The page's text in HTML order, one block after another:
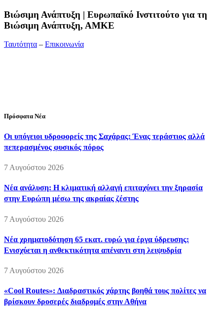
Bιώσιμη Ανάπτυξη | Ευρωπαϊκό Ινστιτούτο για τη
Βιώσιμη Ανάπτυξη, ΑΜΚΕ
Ταυτότητα – Επικοινωνία
Πρόσφατα Νέα
Οι υπόγειοι υδροφορείς της Σαχάρας: Ένας τεράστιος αλλά
πεπερασμένος φυσικός πόρος
7 Αυγούστου 2026
Νέα ανάλυση: Η κλιματική αλλαγή επιταχύνει την ξηρασία
στην Ευρώπη μέσω της ακραίας ζέστης
7 Αυγούστου 2026
Νέα χρηματοδότηση 65 εκατ. ευρώ για έργα ύδρευσης:
Ενισχύεται η ανθεκτικότητα απέναντι στη λειψυδρία
7 Αυγούστου 2026
«Cool Routes»: Διαδραστικός χάρτης βοηθά τους πολίτες να
βρίσκουν δροσερές διαδρομές στην Αθήνα